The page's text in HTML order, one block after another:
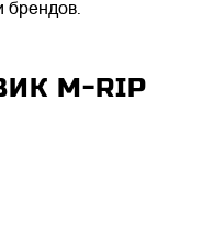
брендов.
M-RIP